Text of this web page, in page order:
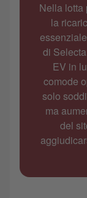
Nella lotta
la
di
EV in
comode
solo
ma
del